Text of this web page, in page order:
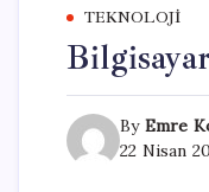
TEKNOLOJI
By Emre
22 Nisan